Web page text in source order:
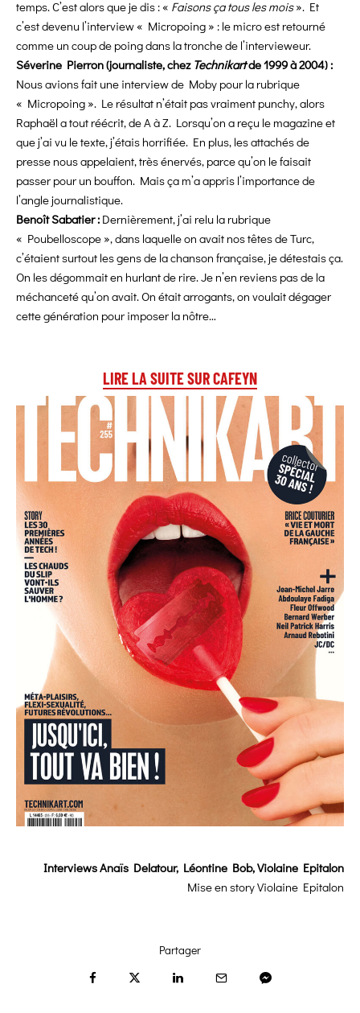
temps. C’est alors que je dis : « Faisons ça tous les mois». Et
c’est devenu l’interview « Micropoing » : le micro est retourné
comme un coup de poing dans la tronche de l’intervieweur.
Séverine Pierron (journaliste, chez Technikartde 1999 à 2004) :
Nous avions fait une interview de Moby pour la rubrique
« Micropoing ». Le résultat n’était pas vraiment punchy, alors
Raphaël a tout réécrit, de A à Z. Lorsqu’on a reçu le magazine et
que j’ai vu le texte, j’étais horrifiée. En plus, les attachés de
presse nous appelaient, très énervés, parce qu’on le faisait
passer pour un bouffon. Mais ça m’a appris l’importance de
l’angle journalistique.
Benoît Sabatier : Dernièrement, j’ai relu la rubrique
« Poubelloscope », dans laquelle on avait nos têtes de Turc,
c’étaient surtout les gens de la chanson française, je détestais ça.
On les dégommait en hurlant de rire. Je n’en reviens pas de la
méchanceté qu’on avait. On était arrogants, on voulait dégager
cette génération pour imposer la nôtre…
LIRE LA SUITE SUR CAFEYN
InterviewsAnaïs Delatour, Léontine Bob, Violaine Epitalon
Mise en storyViolaine Epitalon
Partager